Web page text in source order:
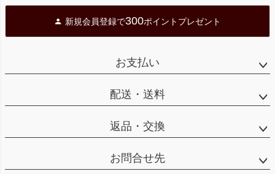
へ
新規会員登録で300ポイントプレゼント
お支払い
配送・送料
返品・交換
お問合せ先